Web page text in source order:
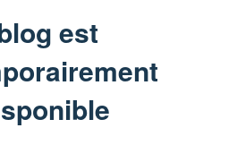
est